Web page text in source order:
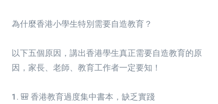
為什麼香港小學生特別需要自造教育？
以下五個原因，講出香港學生真正需要自造教育的原
因，家長、老師、教育工作者一定要知！
1. 🎒 香港教育過度集中書本，缺乏實踐